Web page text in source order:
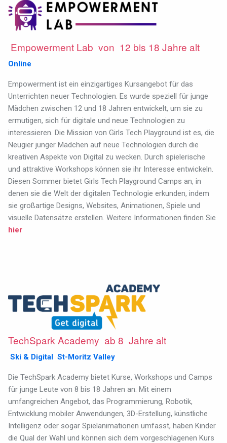
Empowerment Lab von 12 bis 18 Jahre alt
Online
Empowerment ist ein einzigartiges Kursangebot für das
Unterrichten neuer Technologien. Es wurde speziell für junge
Mädchen zwischen 12 und 18 Jahren entwickelt, um sie zu
ermutigen, sich für digitale und neue Technologien zu
interessieren. Die Mission von Girls Tech Playground ist es, die
Neugier junger Mädchen auf neue Technologien durch die
kreativen Aspekte von Digital zu wecken. Durch spielerische
und attraktive Workshops können sie ihr Interesse entwickeln.
Diesen Sommer bietet Girls Tech Playground Camps an, in
denen sie die Welt der digitalen Technologie erkunden, indem
sie großartige Designs, Websites, Animationen, Spiele und
visuelle Datensätze erstellen. Weitere Informationen finden Sie
hier
TechSpark Academy ab 8 Jahre alt
Ski & Digital St-Moritz Valley
Die TechSpark Academy bietet Kurse, Workshops und Camps
für junge Leute von 8 bis 18 Jahren an. Mit einem
umfangreichen Angebot, das Programmierung, Robotik,
Entwicklung mobiler Anwendungen, 3D-Erstellung, künstliche
Intelligenz oder sogar Spielanimationen umfasst, haben Kinder
die Qual der Wahl und können sich dem vorgeschlagenen Kurs